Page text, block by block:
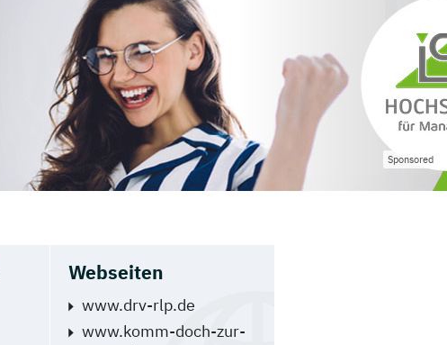
Sponsored
Webseiten
www.drv-rlp.de
www.komm-doch-zur-